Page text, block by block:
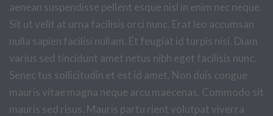
aenean suspendisse pellent esque nisl in enim nec neque.
Sit ut velit at urna facilisis orci nunc. Erat leo accumsan
nulla sapien facilisi nullam. Et feugiat id turpis nisi. Diam
varius sed tincidunt amet netus nibh eget facilisis nunc.
Senec tus sollicitudin et est id amet. Non duis congue
mauris vitae magna neque arcu maecenas. Commodo sit
mauris sed risus. Mauris partu rient volutpat viverra